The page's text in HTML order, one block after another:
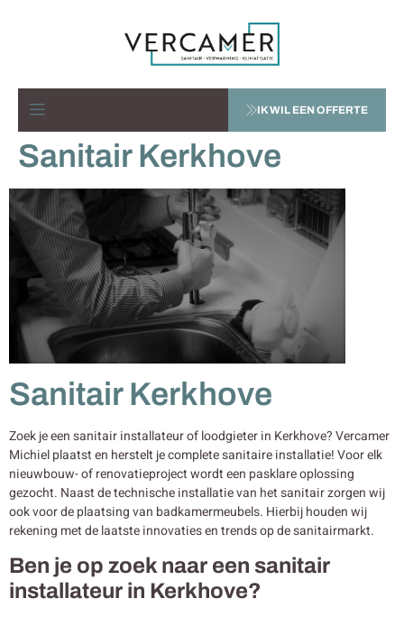
IK WIL EEN OFFERTE
Sanitair Kerkhove
Sanitair Kerkhove
Zoek je een sanitair installateur of loodgieter in Kerkhove? Vercamer
Michiel plaatst en herstelt je complete sanitaire installatie! Voor elk
nieuwbouw- of renovatieproject wordt een pasklare oplossing
gezocht. Naast de technische installatie van het sanitair zorgen wij
ook voor de plaatsing van badkamermeubels. Hierbij houden wij
rekening met de laatste innovaties en trends op de sanitairmarkt.
Ben je op zoek naar een sanitair
installateur in Kerkhove?